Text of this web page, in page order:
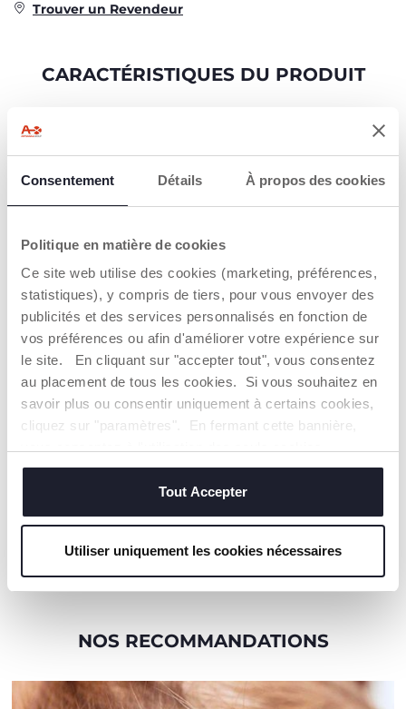
Consentement Détails À propos des cookies
Politique en matière de cookies
Ce site web utilise des cookies (marketing, préférences,
statistiques), y compris de tiers, pour vous envoyer des
publicités et des services personnalisés en fonction de
vos préférences ou afin d'améliorer votre expérience sur
le site. En cliquant sur "accepter tout", vous consentez
au placement de tous les cookies. Si vous souhaitez en
savoir plus ou consentir uniquement à certains cookies,
cliquez sur "paramètres". En fermant cette bannière,
techniques, qui sont essentiels au service demandé.
Tout Accepter
Utiliser uniquement les cookies nécessaires
Trouver un Revendeur
CARACTÉRISTIQUES DU PRODUIT
L'ALIMENTATION
NUIT DE SOMMEIL
PAISIBLE
BEC
LATÉRALES ANTI-
OCCLUSION
BREVETÉES
NOS RECOMMANDATIONS